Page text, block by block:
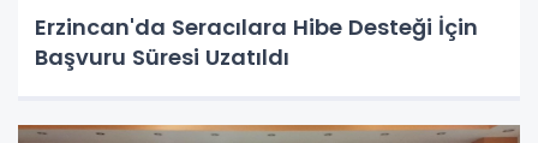
Erzincan'da Seracılara Hibe Desteği İçin
Başvuru Süresi Uzatıldı